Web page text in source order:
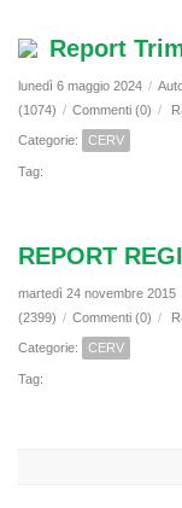
Report
lunedì 6 maggio 2024 /
(1074) / Commenti (0) /
Categorie: CERV
Tag:
REPORT
martedì 24 novembre 2015
(2399) / Commenti (0) /
Categorie: CERV
Tag: